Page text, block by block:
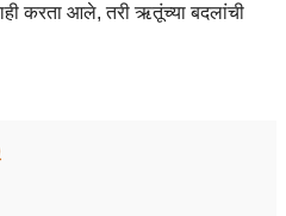
करता आले, तरी ऋतूंच्या बदलांची